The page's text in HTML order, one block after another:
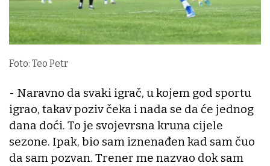
Foto: Teo Petr
- Naravno da svaki igrač, u kojem god sportu
igrao, takav poziv čeka i nada se da će jednog
dana doći. To je svojevrsna kruna cijele
sezone. Ipak, bio sam iznenađen kad sam čuo
da sam pozvan. Trener me nazvao dok sam